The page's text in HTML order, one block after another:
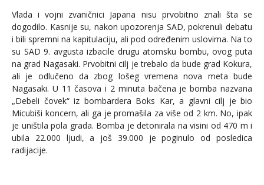
Vlada i vojni zvaničnici Japana nisu prvobitno znali šta se
dogodilo. Kasnije su, nakon upozorenja SAD, pokrenuli debatu
i bili spremni na kapitulaciju, ali pod određenim uslovima. Na to
su SAD 9. avgusta izbacile drugu atomsku bombu, ovog puta
na grad Nagasaki. Prvobitni cilj je trebalo da bude grad Kokura,
ali je odlučeno da zbog lošeg vremena nova meta bude
Nagasaki. U 11 časova i 2 minuta bačena je bomba nazvana
„Debeli čovek“ iz bombardera Boks Kar, a glavni cilj je bio
Micubiši koncern, ali ga je promašila za više od 2 km. No, ipak
je uništila pola grada. Bomba je detonirala na visini od 470 m i
ubila 22.000 ljudi, a još 39.000 je poginulo od posledica
radijacije.